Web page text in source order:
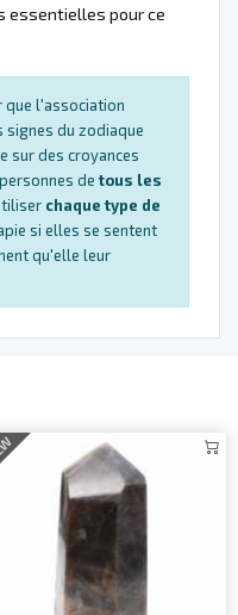
essentielles pour ce
l'association
signes du zodiaque
sur des croyances
de tous les
chaque type de
si elles se sentent
qu'elle leur